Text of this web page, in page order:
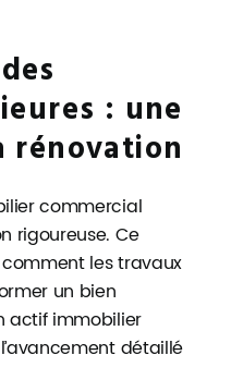
: une
rénovation
commercial
rigoureuse. Ce
les travaux
un bien
actif immobilier
détaillé